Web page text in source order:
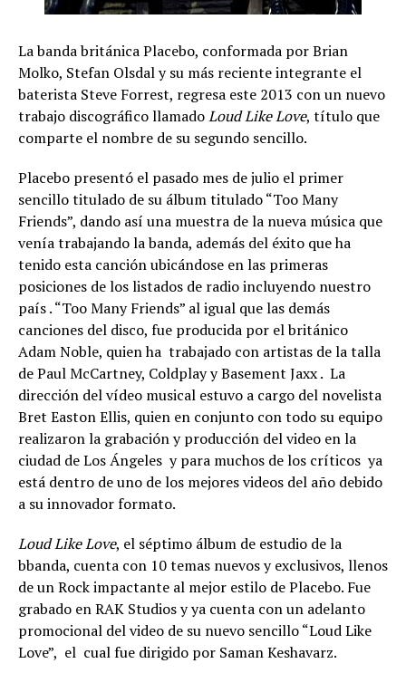
La banda británica Placebo, conformada por Brian
Molko, Stefan Olsdal y su más reciente integrante el
baterista Steve Forrest, regresa este 2013 con un nuevo
trabajo discográfico llamadoLoud Like Love, título que
comparte el nombre de su segundo sencillo.
Placebo presentó el pasado mes de julio el primer
sencillo titulado de su álbum titulado “Too Many
Friends”, dando así una muestra de la nueva música que
venía trabajando la banda, además del éxito que ha
tenido esta canción ubicándose en las primeras
posiciones de los listados de radio incluyendo nuestro
país . “Too Many Friends” al igual que las demás
canciones del disco, fue producida por el británico
Adam Noble, quien ha trabajado con artistas de la talla
de Paul McCartney, Coldplay y Basement Jaxx . La
dirección del vídeo musical estuvo a cargo del novelista
Bret Easton Ellis, quien en conjunto con todo su equipo
realizaron la grabación y producción del video en la
ciudad de Los Ángeles y para muchos de los críticos ya
está dentro de uno de los mejores videos del año debido
a su innovador formato.
Loud Like Love, el séptimo álbum de estudio de la
bbanda, cuenta con 10 temas nuevos y exclusivos, llenos
de un Rock impactante al mejor estilo de Placebo. Fue
grabado en RAK Studios y ya cuenta con un adelanto
promocional del video de su nuevo sencillo “Loud Like
Love”, el cual fue dirigido por Saman Keshavarz.